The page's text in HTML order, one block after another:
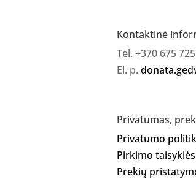
Kontaktinė
Tel. +370 675
El. p.
Privatumas,
Privatumo
Pirkimo
Prekių